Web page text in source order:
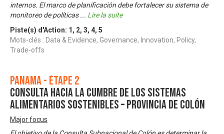
internos. El marco de planificación debe fortalecer su sistema de
monitoreo de políticas... Lire la suite
Piste(s) d'Action: 1 , 2, 3, 4, 5
Mots-clés : Data & Evidence, Governance, Innovation, Policy,
Trade-offs
Panama - Étape 2
Consulta Hacia la Cumbre de los Sistemas
Alimentarios Sostenibles – Provincia de Colón
Major focus